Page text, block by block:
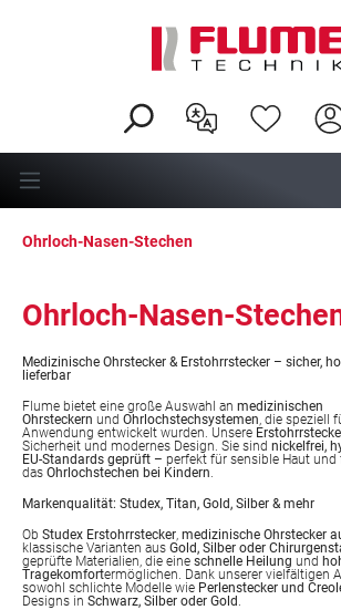
Ohrloch-Nasen-Stechen
Ohrloch-Nasen-
Medizinische Ohrstecker & Erstohrrstecker – sicher,
lieferbar
Flume bietet eine große Auswahl an medizinischen
Ohrsteckern und Ohrlochstechsystemen, die speziell
Anwendung entwickelt wurden. Unsere
Sicherheit und modernes Design. Sie sind nickelfrei,
EU-Standards geprüft – perfekt für sensible Haut und
das Ohrlochstechen bei Kindern.
Markenqualität: Studex, Titan, Gold, Silber & mehr
Ob Studex Erstohrrstecker, medizinische Ohrstecker
klassische Varianten aus Gold, Silber oder
geprüfte Materialien, die eine schnelle Heilung und
Tragekomfortermöglichen. Dank unserer vielfältigen
sowohl schlichte Modelle wie Perlenstecker und
Designs in Schwarz, Silber oder Gold .